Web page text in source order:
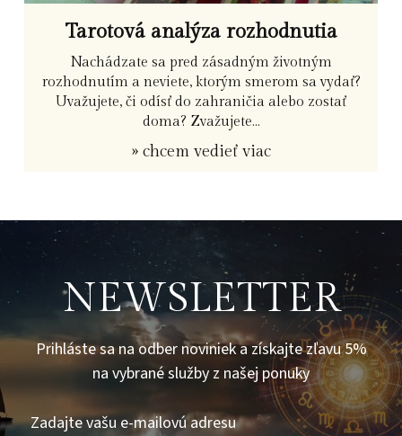
Tarotová analýza rozhodnutia
Nachádzate sa pred zásadným životným
rozhodnutím a neviete, ktorým smerom sa vydať?
Uvažujete, či odísť do zahraničia alebo zostať
doma? Zvažujete...
» chcem vedieť viac
NEWSLETTER
Prihláste sa na odber noviniek a získajte zľavu 5%
na vybrané služby z našej ponuky